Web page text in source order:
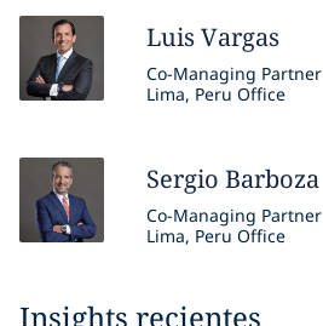
Luis Vargas
Co-Managing Partner
Lima, Peru Office
Sergio Barboza
Co-Managing Partner
Lima, Peru Office
Insights recientes